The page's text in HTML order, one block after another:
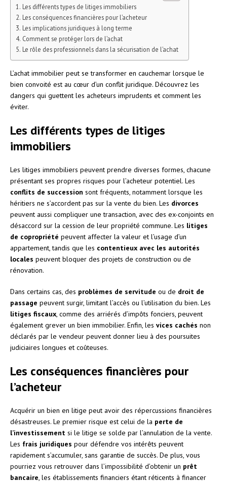
Les différents types de litiges immobiliers
Les conséquences financières pour l’acheteur
Les implications juridiques à long terme
Comment se protéger lors de l’achat
Le rôle des professionnels dans la sécurisation de l’achat
L’achat immobilier peut se transformer en cauchemar lorsque le
bien convoité est au cœur d’un conflit juridique. Découvrez les
dangers qui guettent les acheteurs imprudents et comment les
éviter.
Les différents types de litiges
immobiliers
Les litiges immobiliers peuvent prendre diverses formes, chacune
présentant ses propres risques pour l’acheteur potentiel. Les
conflits de succession sont fréquents, notamment lorsque les
héritiers ne s’accordent pas sur la vente du bien. Les divorces
peuvent aussi compliquer une transaction, avec des ex-conjoints en
désaccord sur la cession de leur propriété commune. Les litiges
de copropriété peuvent affecter la valeur et l’usage d’un
appartement, tandis que les contentieux avec les autorités
locales peuvent bloquer des projets de construction ou de
rénovation.
Dans certains cas, des problèmes de servitude ou de droit de
passage peuvent surgir, limitant l’accès ou l’utilisation du bien. Les
litiges fiscaux , comme des arriérés d’impôts fonciers, peuvent
également grever un bien immobilier. Enfin, les vices cachés non
déclarés par le vendeur peuvent donner lieu à des poursuites
judiciaires longues et coûteuses.
Les conséquences financières pour
l’acheteur
Acquérir un bien en litige peut avoir des répercussions financières
désastreuses. Le premier risque est celui de la perte de
l’investissement si le litige se solde par l’annulation de la vente.
Les frais juridiques pour défendre vos intérêts peuvent
rapidement s’accumuler, sans garantie de succès. De plus, vous
pourriez vous retrouver dans l’impossibilité d’obtenir un prêt
bancaire , les établissements financiers étant réticents à financer